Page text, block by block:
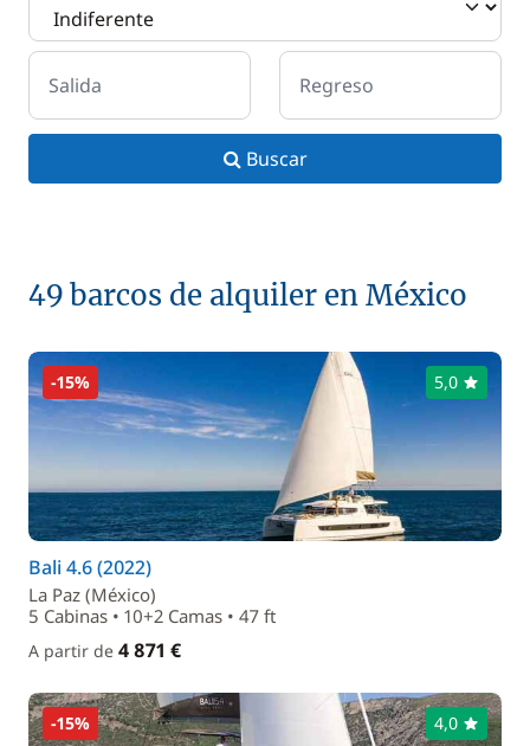
Salida Regreso
Buscar
49 barcos de alquiler en México
-15% 5,0
Bali 4.6 (2022)
La Paz (México)
5 Cabinas • 10+2 Camas • 47 ft
A partir de 4 871 €
-15% 4,0